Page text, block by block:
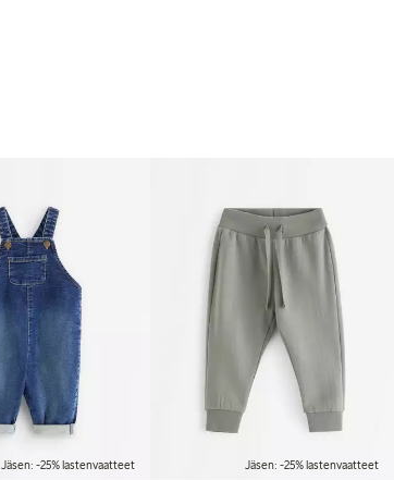
Jäsen: -25% lastenvaatteet Jäsen: -25% lastenvaatteet